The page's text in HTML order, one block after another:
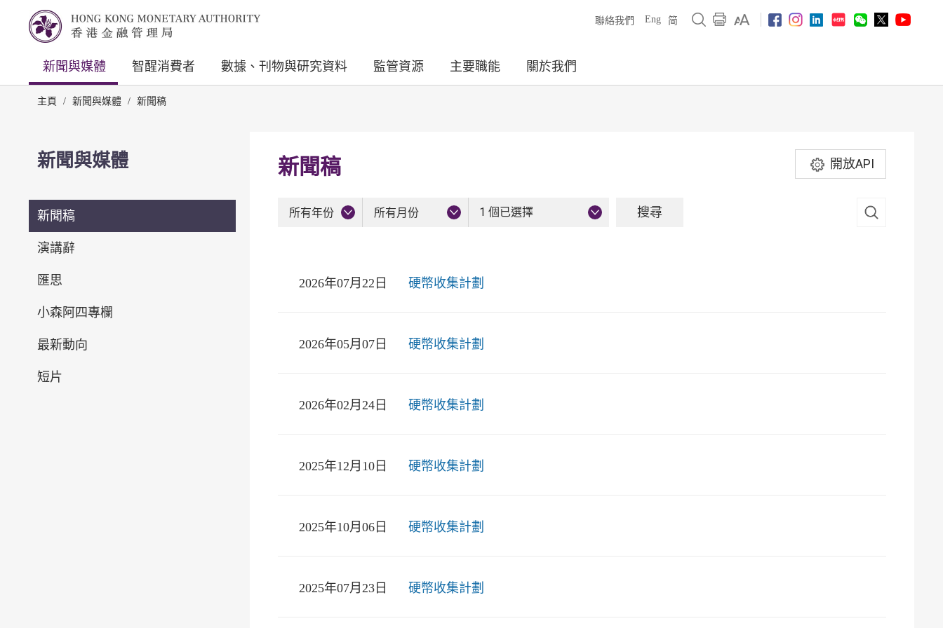
聯絡我們 Eng 简
新聞與媒體 智醒消費者 數據、刊物與研究資料 監管資源 主要職能 關於我們
主頁 / 新聞與媒體 / 新聞稿
新聞與媒體
新聞稿
演講辭
匯思
小森阿四專欄
最新動向
短片
新聞稿 開放API
所有年份 所有月份 1 個已選擇
2026年07月22日 硬幣收集計劃
2026年05月07日 硬幣收集計劃
2026年02月24日 硬幣收集計劃
2025年12月10日 硬幣收集計劃
2025年10月06日 硬幣收集計劃
2025年07月23日 硬幣收集計劃